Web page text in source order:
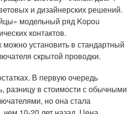
и дизайнерских решений.
модельный ряд Kopou
контактов.
установить в стандартный
скрытой проводки.
В первую очередь
разницу в стоимости с обычными
но она стала